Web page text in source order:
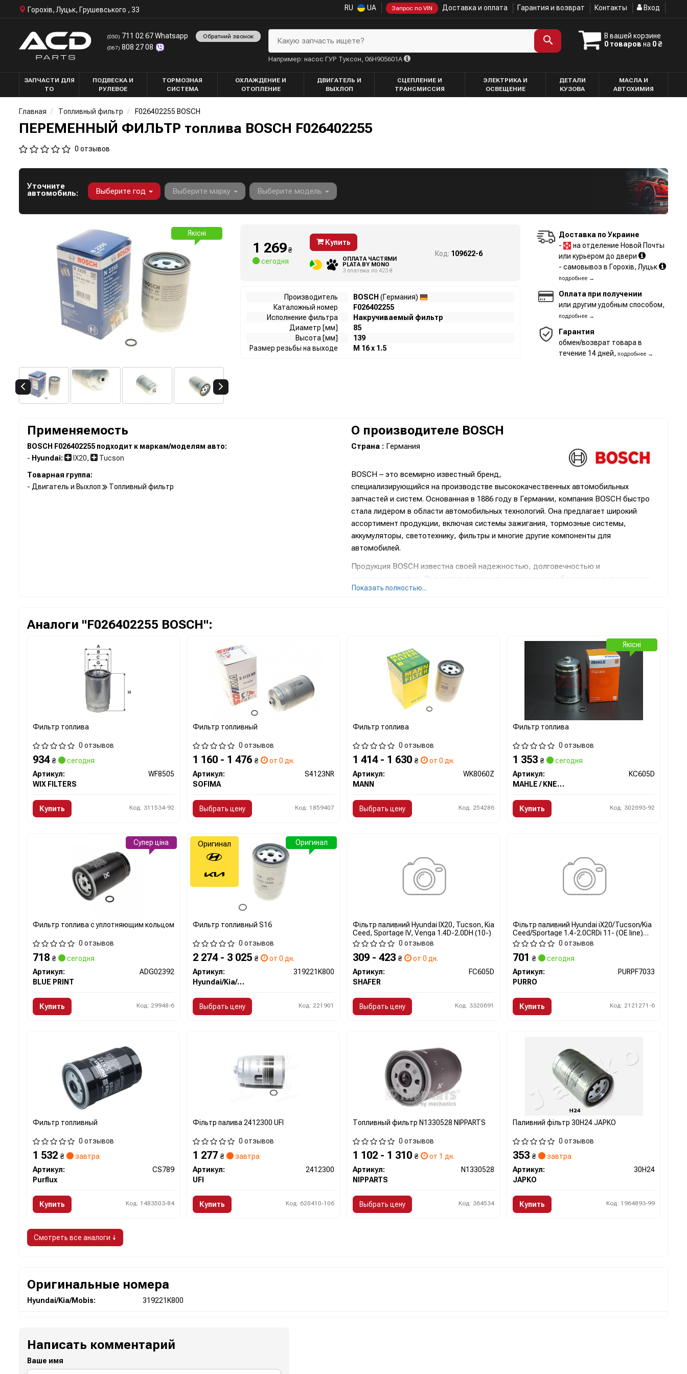
Горохів, Луцьк, Грушевського , 33 RU UA Запрос по VIN Доставка и оплата Гарантия и возврат Контакты Вход
(050) 711 02 67 Whatsapp
(067) 808 27 08
Обратний звонок
В вашей корзине
0 товаров на 0 ₴
Какую запчасть ищете?
Например: насос ГУР Туксон, 06H905601A
ЗАПЧАСТИ ДЛЯ
ТО
ПОДВЕСКА И
РУЛЕВОЕ
ТОРМОЗНАЯ
СИСТЕМА
ОХЛАЖДЕНИЕ И
ОТОПЛЕНИЕ
ДВИГАТЕЛЬ И
ВЫХЛОП
СЦЕПЛЕНИЕ И
ТРАНСМИССИЯ
ЭЛЕКТРИКА И
ОСВЕЩЕНИЕ
ДЕТАЛИ
КУЗОВА
МАСЛА И
АВТОХИМИЯ
Главная Топливный фильтр F026402255 BOSCH
ПЕРЕМЕННЫЙ ФИЛЬТР топлива BOSCH F026402255
0 отзывов
Уточните
автомобиль: Выберите год Выберите марку Выберите модель
Якісні
1 269 ₴
сегодня
Купить
ОПЛАТА ЧАСТЯМИ
PLATA BY MONO
3 платежа по 423 ₴
Код: 109622-6
Производитель BOSCH (Германия)
Каталожный номер
F026402255
Исполнение фильтра
Накручиваемый фильтр
Диаметр [мм]
85
Высота [мм]
139
Размер резьбы на выходе
M 16 x 1.5
Доставка по Украине
-
на отделение Новой Почты
или курьером до двери
- самовывоз в Горохів, Луцьк
подробнее →
Оплата при получении
или другим удобным способом,
подробнее →
Гарантия
обмен/возврат товара в
течение 14 дней, подробнее →
Применяемость
BOSCH F026402255 подходит к маркам/моделям авто:
- Hyundai: IX20, Tucson
Товарная группа:
- Двигатель и Выхлоп
Топливный фильтр
О производителе BOSCH
Страна : Германия
BOSCH – это всемирно известный бренд,
специализирующийся на производстве высококачественных автомобильных
запчастей и систем. Основанная в 1886 году в Германии, компания BOSCH быстро
стала лидером в области автомобильных технологий. Она предлагает широкий
ассортимент продукции, включая системы зажигания, тормозные системы,
аккумуляторы, светотехнику, фильтры и многие другие компоненты для
автомобилей.
Продукция BOSCH известна своей надежностью, долговечностью и
инновационностью. Она используется как оригинальное оборудование для многих
ведущих автопроизводителей мира, а также широко представлена на рынке
Среди важнейших достижений BOSCH можно отметить разработку системы ABS,
впрыска топлива и многочисленных электронных систем управления, которые
значительно улучшили безопасность, эффективность и комфорт вождения.
https://www.boschaftermarket.com/
Все запчасти BOSCH →
Показать полностью...
Аналоги "F026402255 BOSCH":
Фильтр топлива
0 отзывов
934 ₴
сегодня
Артикул:
WF8505
WIX FILTERS
Купить Код: 311534-92
Фильтр топливный
0 отзывов
1 160 - 1 476 ₴
от 0 дн.
Артикул:
S4123NR
SOFIMA
Выбрать цену Код: 1859407
Фильтр топлива
0 отзывов
1 414 - 1 630 ₴
от 0 дн.
Артикул:
WK8060Z
MANN
Выбрать цену Код: 254286
Фильтр топлива
0 отзывов
1 353₴
сегодня
Артикул:
KC605D
MAHLE / KNECHT
Купить Код: 302693-92
Якісні
Фильтр топлива с уплотняющим кольцом
0 отзывов
718 ₴
сегодня
Артикул:
ADG02392
BLUE PRINT
Купить Код: 29948-6
Супер ціна
Фильтр топливный S16
0 отзывов
2 274 - 3 025 ₴
от 0 дн.
Артикул:
319221K800
Hyundai/Kia/Mobis
Выбрать цену Код: 221901
Оригинал
Оригинал
Фільтр паливний Hyundai IX20, Tucson, Kia
Ceed, Sportage IV, Venga 1.4D-2.0DH (10-)
0 отзывов
309 - 423 ₴
от 0 дн.
Артикул:
FC605D
SHAFER
Выбрать цену Код: 3320691
Фільтр паливний Hyundai iX20/Tucson/Kia
Ceed/Sportage 1.4-2.0CRDi 11- (OE line)
PURPF7033 PURRO0 отзывов
701₴
сегодня
Артикул:
PURPF7033
PURRO
Купить Код: 2121271-6
Фильтр топливный
0 отзывов
1 532 ₴
завтра
Артикул:
CS789
Purflux
Купить Код: 1483503-84
Фільтр палива 2412300 UFI
0 отзывов
1 277 ₴
завтра
Артикул:
2412300
UFI
Купить Код: 620410-106
Топливный фильтр N1330528 NIPPARTS
0 отзывов
1 102 - 1 310 ₴
от 1 дн.
Артикул:
N1330528
NIPPARTS
Выбрать цену Код: 364534
Паливний фільтр 30H24 JAPKO
0 отзывов
353₴
завтра
Артикул:
30H24
JAPKO
Купить Код: 1964893-99
Смотреть все аналоги ↓
Оригинальные номера
Hyundai/Kia/Mobis: 319221K800
Написать комментарий
Ваше имя